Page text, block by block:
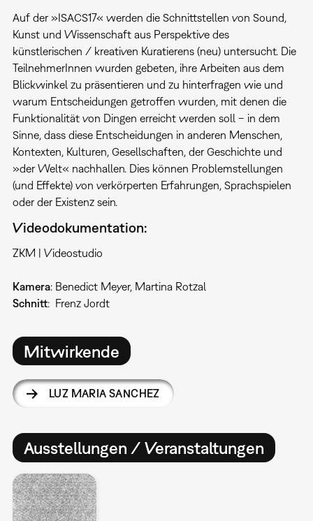
Auf der »ISACS17« werden die Schnittstellen von Sound,
Kunst und Wissenschaft aus Perspektive des
künstlerischen / kreativen Kuratierens (neu) untersucht. Die
TeilnehmerInnen wurden gebeten, ihre Arbeiten aus dem
Blickwinkel zu präsentieren und zu hinterfragen wie und
warum Entscheidungen getroffen wurden, mit denen die
Funktionalität von Dingen erreicht werden soll – in dem
Sinne, dass diese Entscheidungen in anderen Menschen,
Kontexten, Kulturen, Gesellschaften, der Geschichte und
»der Welt« nachhallen. Dies können Problemstellungen
(und Effekte) von verkörperten Erfahrungen, Sprachspielen
oder der Existenz sein.
Videodokumentation:
ZKM | Videostudio
Kamera: Benedict Meyer, Martina Rotzal
Schnitt: Frenz Jordt
Mitwirkende
LUZ MARIA SANCHEZ
Ausstellungen / Veranstaltungen